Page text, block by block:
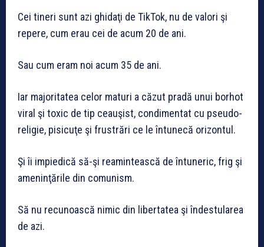
Cei tineri sunt azi ghidaţi de TikTok, nu de valori şi
repere, cum erau cei de acum 20 de ani.
Sau cum eram noi acum 35 de ani.
Iar majoritatea celor maturi a căzut pradă unui borhot
viral şi toxic de tip ceauşist, condimentat cu pseudo-
religie, pisicuţe şi frustrări ce le întunecă orizontul.
Şi îi impiedică să-şi reamintească de întuneric, frig şi
ameninţările din comunism.
Să nu recunoască nimic din libertatea şi îndestularea
de azi.